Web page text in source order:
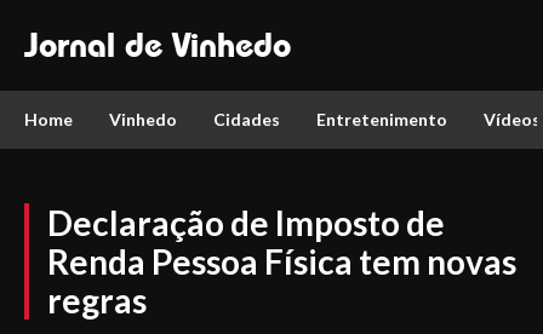
Jornal de Vinhedo
Home Vinhedo Cidades Entretenimento Vídeos
Declaração de Imposto de
Renda Pessoa Física tem novas
regras